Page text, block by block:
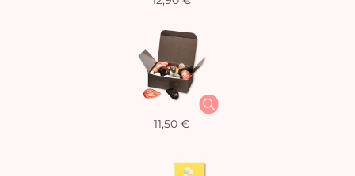
11,50 €